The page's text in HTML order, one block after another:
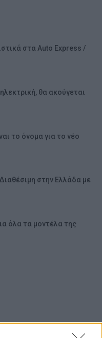
στα Auto Express /
θα ακούγεται
το όνομα για το νέο
στην Ελλάδα με
όλα τα μοντέλα της